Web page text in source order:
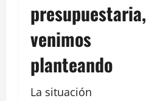
presupuestaria,
venimos
planteando
La situación